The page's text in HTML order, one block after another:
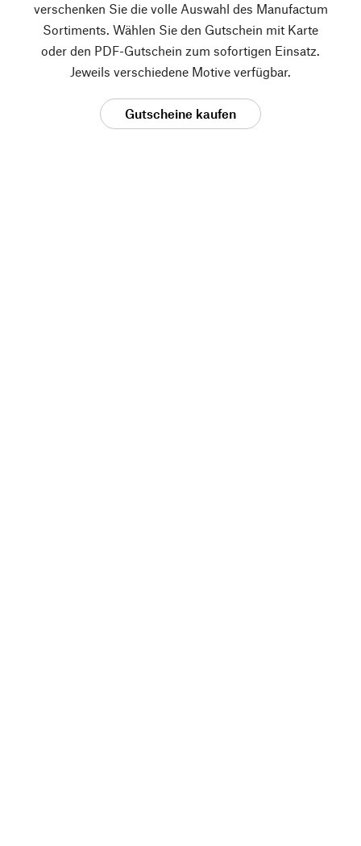
verschenken Sie die volle Auswahl des Manufactum
Sortiments. Wählen Sie den Gutschein mit Karte
oder den PDF-Gutschein zum sofortigen Einsatz.
Jeweils verschiedene Motive verfügbar.
Gutscheine kaufen